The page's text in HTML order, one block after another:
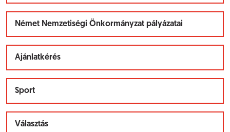
Német Nemzetiségi Önkormányzat pályázatai
Ajánlatkérés
Sport
Választás